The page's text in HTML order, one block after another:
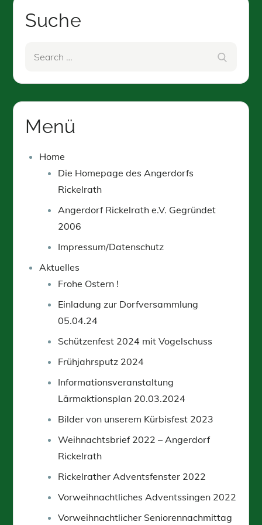
Suche
Menü
Home
Die Homepage des Angerdorfs
Rickelrath
Angerdorf Rickelrath e.V. Gegründet
2006
Impressum/Datenschutz
Aktuelles
Frohe Ostern !
Einladung zur Dorfversammlung
05.04.24
Schützenfest 2024 mit Vogelschuss
Frühjahrsputz 2024
Informationsveranstaltung
Lärmaktionsplan 20.03.2024
Bilder von unserem Kürbisfest 2023
Weihnachtsbrief 2022 – Angerdorf
Rickelrath
Rickelrather Adventsfenster 2022
Vorweihnachtliches Adventssingen 2022
Vorweihnachtlicher Seniorennachmittag